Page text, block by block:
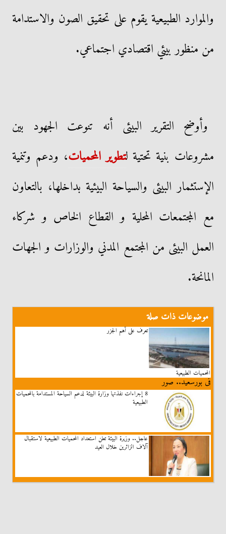
والموارد الطبيعية يقوم على تحقيق الصون والاستدامة
من منظور بيئي اقتصادي اجتماعي.
وأوضح التقرير البيئى أنه تنوعت الجهود بين
مشروعات بنية تحتية لتطوير المحميات، ودعم وتنمية
الإستثمار البيئى والسياحة البيئية بداخلها، بالتعاون
مع المجتمعات المحلية و القطاع الخاص و شركاء
العمل البيئى من المجتمع المدني والوزارات و الجهات
المانحة.
موضوعات ذات صلة
تعرف على أهم الجزر
المحميات الطبيعية
فى بورسعيد.. صور
8 إجراءات نفذتها وزارة البيئة لدعم السياحة المستدامة بالمحميات
الطبيعية
عاجل.. وزيرة البيئة تعلن استعداد المحميات الطبيعية لاستقبال
آلاف الزائرين خلال العيد